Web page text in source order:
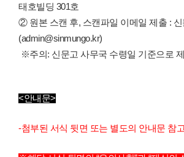
태호빌딩 301호
② 원본 스캔 후, 스캔파일 이메일 제출 :
(admin@sinmungo.kr)
※주의: 신문고 사무국 수령일 기준으로
<안내문>
-첨부된 서식 뒷면 또는 별도의 안내문 참